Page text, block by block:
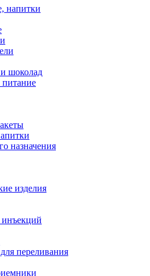
напитки
шоколад
назначения
изделия
переливания